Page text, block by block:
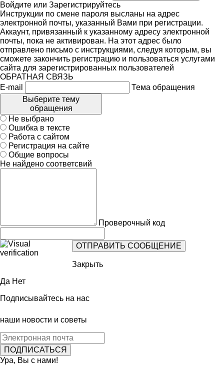
Войдите или Зарегистрируйтесь
Инструкции по смене пароля высланы на адрес
электронной почты, указанный Вами при регистрации.
Аккаунт, привязанный к указанному адресу электронной
почты, пока не активирован. На этот адрес было
отправлено письмо с инструкциями, следуя которым, вы
сможете закончить регистрацию и пользоваться услугами
сайта для зарегистрированных пользователей
ОБРАТНАЯ СВЯЗЬ
E-mail
Тема обращения
Выберите тему
обращения
Не выбрано
Ошибка в тексте
Работа с сайтом
Регистрация на сайте
Общие вопросы
Не найдено соответсвий
Проверочный код
Закрыть
Да Нет
Подписывайтесь на нас
наши новости и советы
Ура, Вы с нами!